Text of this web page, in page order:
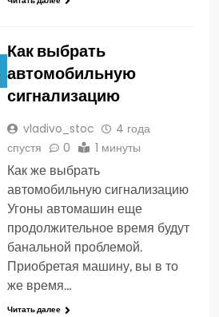
Как выбрать
автомобильную
сигнализацию
vladivo_stoc
4 года
спустя
0 1 минуты
Как же выбрать
автомобильную сигнализацию
Угоны автомашин еще
продолжительное время будут
банальной проблемой.
Приобретая машину, вы в то
же время…
Читать далее